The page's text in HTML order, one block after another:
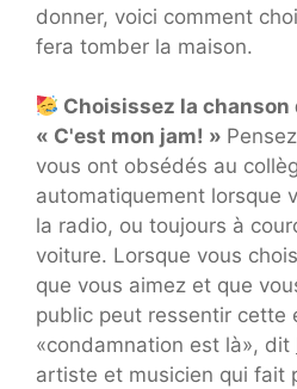
donner, voici comment
fera tomber la maison.
Choisissez la
« C'est mon jam! »
vous ont obsédés au
automatiquement lorsque
la radio, ou toujours à
voiture. Lorsque vous
que vous aimez et que
public peut ressentir cette
«condamnation est là», dit
artiste et musicien qui fait